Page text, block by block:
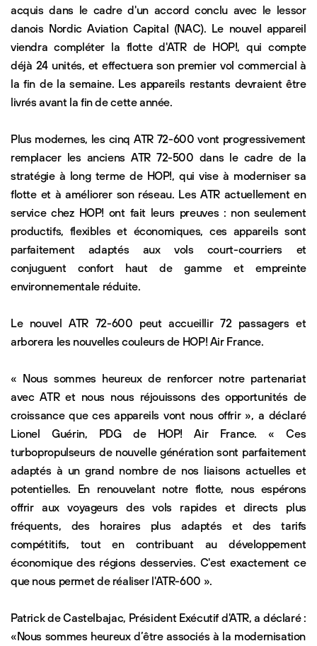
acquis dans le cadre d'un accord conclu avec le lessor
danois Nordic Aviation Capital (NAC). Le nouvel appareil
viendra compléter la flotte d'ATR de HOP!, qui compte
déjà 24 unités, et effectuera son premier vol commercial à
la fin de la semaine. Les appareils restants devraient être
livrés avant la fin de cette année.
Plus modernes, les cinq ATR 72-600 vont progressivement
remplacer les anciens ATR 72-500 dans le cadre de la
stratégie à long terme de HOP!, qui vise à moderniser sa
flotte et à améliorer son réseau. Les ATR actuellement en
service chez HOP! ont fait leurs preuves : non seulement
productifs, flexibles et économiques, ces appareils sont
parfaitement adaptés aux vols court-courriers et
conjuguent confort haut de gamme et empreinte
environnementale réduite.
Le nouvel ATR 72-600 peut accueillir 72 passagers et
arborera les nouvelles couleurs de HOP! Air France.
« Nous sommes heureux de renforcer notre partenariat
avec ATR et nous nous réjouissons des opportunités de
croissance que ces appareils vont nous offrir », a déclaré
Lionel Guérin, PDG de HOP! Air France. « Ces
turbopropulseurs de nouvelle génération sont parfaitement
adaptés à un grand nombre de nos liaisons actuelles et
potentielles. En renouvelant notre flotte, nous espérons
offrir aux voyageurs des vols rapides et directs plus
fréquents, des horaires plus adaptés et des tarifs
compétitifs, tout en contribuant au développement
économique des régions desservies. C'est exactement ce
que nous permet de réaliser l'ATR-600 ».
Patrick de Castelbajac, Président Exécutif d'ATR, a déclaré :
«Nous sommes heureux d’être associés à la modernisation